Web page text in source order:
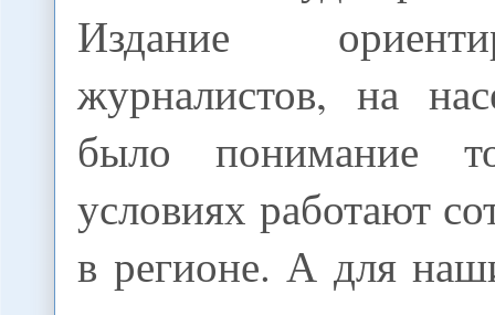
Издание
журналистов, на
было понимание
условиях работают
в регионе. А для